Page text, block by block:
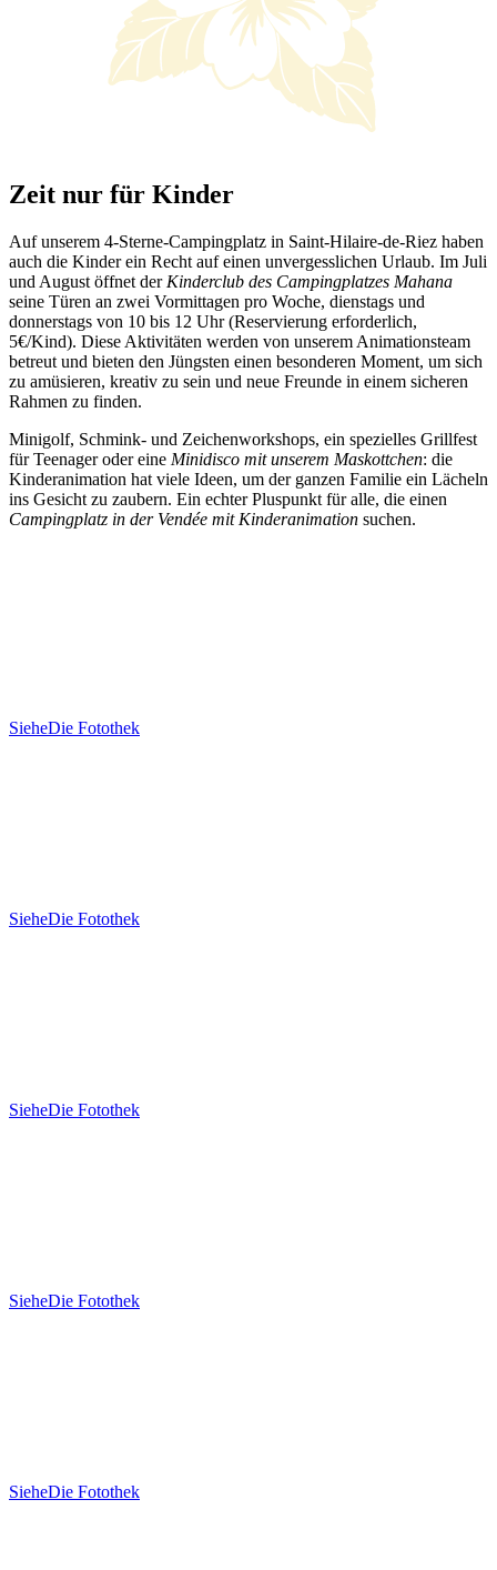
Zeit nur für Kinder
Auf unserem 4-Sterne-Campingplatz in Saint-Hilaire-de-Riez haben
auch die Kinder ein Recht auf einen unvergesslichen Urlaub. Im Juli
und August öffnet der Kinderclub des Campingplatzes Mahana
seine Türen an zwei Vormittagen pro Woche, dienstags und
donnerstags von 10 bis 12 Uhr (Reservierung erforderlich,
5€/Kind). Diese Aktivitäten werden von unserem Animationsteam
betreut und bieten den Jüngsten einen besonderen Moment, um sich
zu amüsieren, kreativ zu sein und neue Freunde in einem sicheren
Rahmen zu finden.
Minigolf, Schmink- und Zeichenworkshops, ein spezielles Grillfest
für Teenager oder eine Minidisco mit unserem Maskottchen: die
Kinderanimation hat viele Ideen, um der ganzen Familie ein Lächeln
ins Gesicht zu zaubern. Ein echter Pluspunkt für alle, die einen
Campingplatz in der Vendée mit Kinderanimation suchen.
SieheDie Fotothek
SieheDie Fotothek
SieheDie Fotothek
SieheDie Fotothek
SieheDie Fotothek